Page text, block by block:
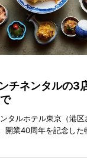
チネンタルの3
タルホテル東京（港
開業40周年を記念し